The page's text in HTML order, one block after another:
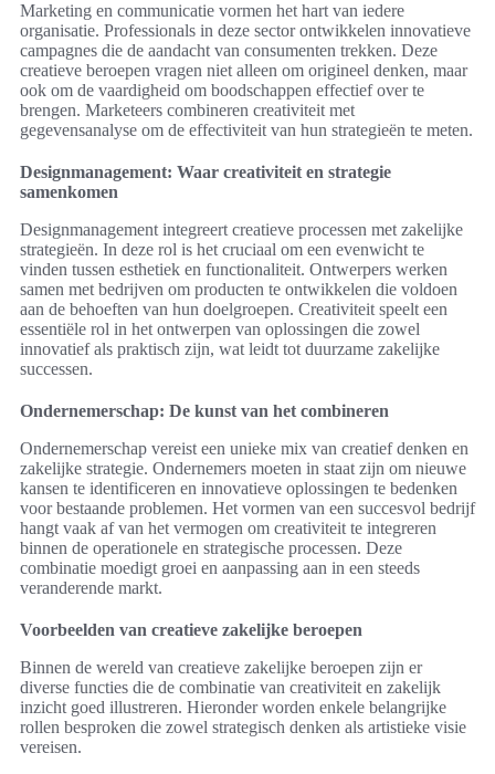
Marketing en communicatie vormen het hart van iedere
organisatie. Professionals in deze sector ontwikkelen innovatieve
campagnes die de aandacht van consumenten trekken. Deze
creatieve beroepen vragen niet alleen om origineel denken, maar
ook om de vaardigheid om boodschappen effectief over te
brengen. Marketeers combineren creativiteit met
gegevensanalyse om de effectiviteit van hun strategieën te meten.
Designmanagement: Waar creativiteit en strategie
samenkomen
Designmanagement integreert creatieve processen met zakelijke
strategieën. In deze rol is het cruciaal om een evenwicht te
vinden tussen esthetiek en functionaliteit. Ontwerpers werken
samen met bedrijven om producten te ontwikkelen die voldoen
aan de behoeften van hun doelgroepen. Creativiteit speelt een
essentiële rol in het ontwerpen van oplossingen die zowel
innovatief als praktisch zijn, wat leidt tot duurzame zakelijke
successen.
Ondernemerschap: De kunst van het combineren
Ondernemerschap vereist een unieke mix van creatief denken en
zakelijke strategie. Ondernemers moeten in staat zijn om nieuwe
kansen te identificeren en innovatieve oplossingen te bedenken
voor bestaande problemen. Het vormen van een succesvol bedrijf
hangt vaak af van het vermogen om creativiteit te integreren
binnen de operationele en strategische processen. Deze
combinatie moedigt groei en aanpassing aan in een steeds
veranderende markt.
Voorbeelden van creatieve zakelijke beroepen
Binnen de wereld van creatieve zakelijke beroepen zijn er
diverse functies die de combinatie van creativiteit en zakelijk
inzicht goed illustreren. Hieronder worden enkele belangrijke
rollen besproken die zowel strategisch denken als artistieke visie
vereisen.